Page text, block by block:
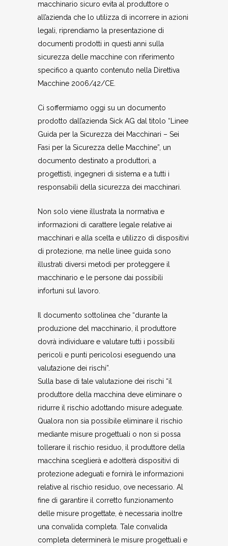
macchinario sicuro evita al produttore o
all’azienda che lo utilizza di incorrere in azioni
legali, riprendiamo la presentazione di
documenti prodotti in questi anni sulla
sicurezza delle macchine con riferimento
specifico a quanto contenuto nella Direttiva
Macchine 2006/42/CE.
Ci soffermiamo oggi su un documento
prodotto dall’azienda Sick AG dal titolo “Linee
Guida per la Sicurezza dei Macchinari – Sei
Fasi per la Sicurezza delle Macchine”, un
documento destinato a produttori, a
progettisti, ingegneri di sistema e a tutti i
responsabili della sicurezza dei macchinari.
Non solo viene illustrata la normativa e
informazioni di carattere legale relative ai
macchinari e alla scelta e utilizzo di dispositivi
di protezione, ma nelle linee guida sono
illustrati diversi metodi per proteggere il
macchinario e le persone dai possibili
infortuni sul lavoro.
Il documento sottolinea che “durante la
produzione del macchinario, il produttore
dovrà individuare e valutare tutti i possibili
pericoli e punti pericolosi eseguendo una
valutazione dei rischi”.
Sulla base di tale valutazione dei rischi “il
produttore della macchina deve eliminare o
ridurre il rischio adottando misure adeguate.
Qualora non sia possibile eliminare il rischio
mediante misure progettuali o non si possa
tollerare il rischio residuo, il produttore della
macchina sceglierà e adotterà dispositivi di
protezione adeguati e fornirà le informazioni
relative al rischio residuo, ove necessario. Al
fine di garantire il corretto funzionamento
delle misure progettate, è necessaria inoltre
una convalida completa. Tale convalida
completa determinerà le misure progettuali e